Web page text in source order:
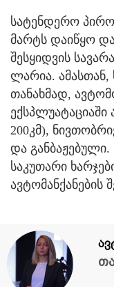
სატენდერო
მარტს დაიწყო
შესყიდვის
ლარია. ამასთან,
თანახმად,
ექსპლუატაციაში
200კმ),
და
საკუთარი